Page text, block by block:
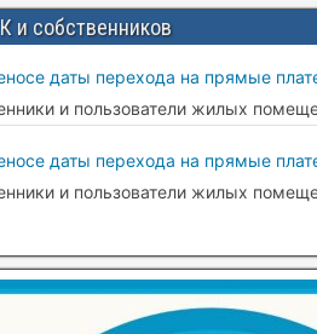
и собственников
даты перехода на прямые
и пользователи жилых
даты перехода на прямые
и пользователи жилых